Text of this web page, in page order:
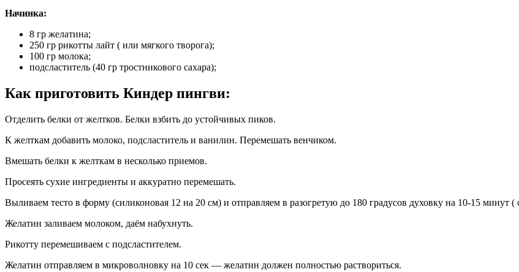
Начинка:
8 гр желатина;
250 гр рикотты лайт ( или мягкого творога);
100 гр молока;
подсластитель (40 гр тростникового сахара);
Как приготовить Киндер пингви:
Отделить белки от желтков. Белки взбить до устойчивых пиков.
К желткам добавить молоко, подсластитель и ванилин. Перемешать венчиком.
Вмешать белки к желткам в несколько приемов.
Просеять сухие ингредиенты и аккуратно перемешать.
Выливаем тесто в форму (силиконовая 12 на 20 см) и отправляем в разогретую до 180 градусов духовку на 10-15 минут (
Желатин заливаем молоком, даём набухнуть.
Рикотту перемешиваем с подсластителем.
Желатин отправляем в микроволновку на 10 сек — желатин должен полностью раствориться.